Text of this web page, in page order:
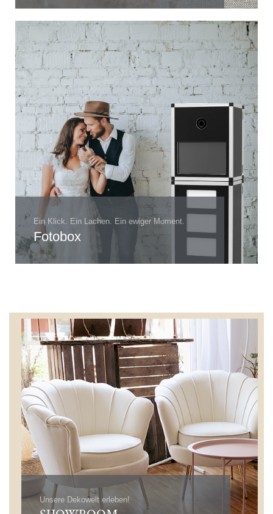
Ein Klick. Ein Lachen. Ein ewiger Moment.
Fotobox
Unsere Dekowelt erleben!